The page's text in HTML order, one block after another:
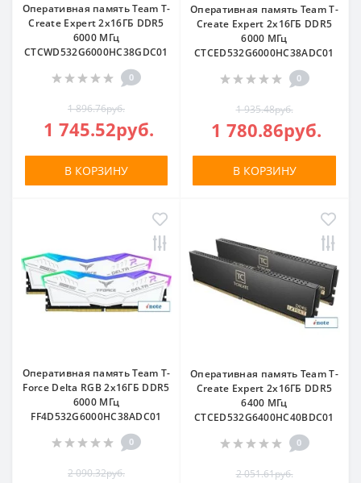
Оперативная память Team T-
Create Expert 2x16ГБ DDR5
6000 МГц
CTCWD532G6000HC38GDC01
0
1 896.76руб.
1 745.52руб.
В КОРЗИНУ
Оперативная память Team T-
Create Expert 2x16ГБ DDR5
6000 МГц
CTCED532G6000HC38ADC01
0
1 935.48руб.
1 780.86руб.
В КОРЗИНУ
Оперативная память Team T-
Force Delta RGB 2x16ГБ DDR5
6000 МГц
FF4D532G6000HC38ADC01
0
2 090.32руб.
Оперативная память Team T-
Create Expert 2x16ГБ DDR5
6400 МГц
CTCED532G6400HC40BDC01
0
2 051.61руб.